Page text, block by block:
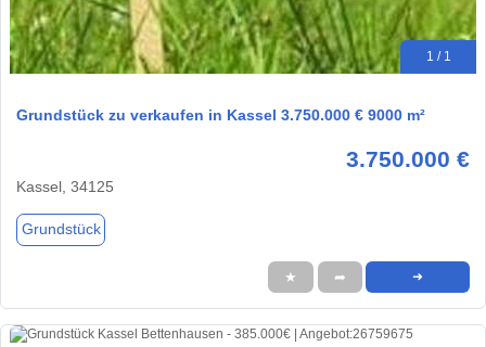
1 / 1
Grundstück zu verkaufen in Kassel 3.750.000 € 9000 m²
3.750.000 €
Kassel, 34125
Grundstück
★ ➦ ➜